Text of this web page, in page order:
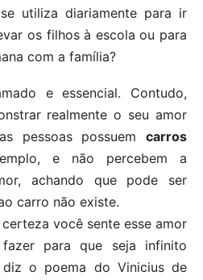
utiliza diariamente para ir
os filhos à escola ou para
com a família?
e essencial. Contudo,
realmente o seu amor
pessoas possuem carros
e não percebem a
achando que pode ser
carro não existe.
você sente esse amor
para que seja infinito
o poema do Vinicius de